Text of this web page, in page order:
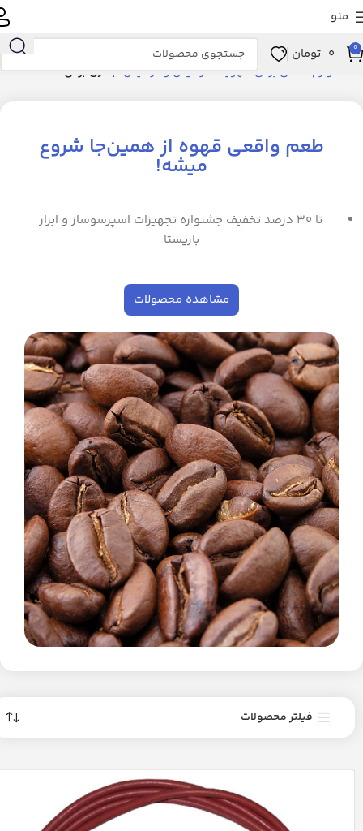
منو
0
0 تومان
لوازم خانگی برقی تهویه، سرمایش و گرمایش بخاری برقی
طعم واقعی قهوه از همین‌جا شروع
میشه!
تا ۳۰ درصد تخفیف جشنواره تجهیزات اسپرسوساز و ابزار
باریستا
مشاهده محصولات
فیلتر محصولات